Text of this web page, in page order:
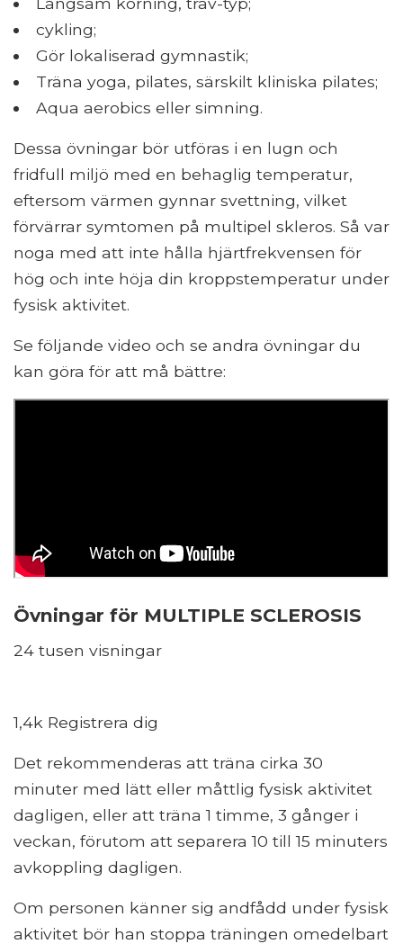
cykling;
Gör lokaliserad gymnastik;
Träna yoga, pilates, särskilt kliniska pilates;
Aqua aerobics eller simning.
Dessa övningar bör utföras i en lugn och
fridfull miljö med en behaglig temperatur,
eftersom värmen gynnar svettning, vilket
förvärrar symtomen på multipel skleros. Så var
noga med att inte hålla hjärtfrekvensen för
hög och inte höja din kroppstemperatur under
fysisk aktivitet.
Se följande video och se andra övningar du
kan göra för att må bättre:
Övningar för MULTIPLE SCLEROSIS
24 tusen visningar
1,4k Registrera dig
Det rekommenderas att träna cirka 30
minuter med lätt eller måttlig fysisk aktivitet
dagligen, eller att träna 1 timme, 3 gånger i
veckan, förutom att separera 10 till 15 minuters
avkoppling dagligen.
Om personen känner sig andfådd under fysisk
aktivitet bör han stoppa träningen omedelbart